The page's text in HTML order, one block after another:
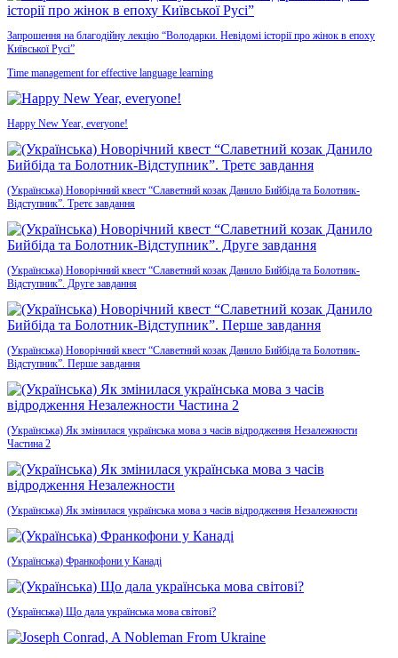
Запрошення на благодійну лекцію “Володарки. Невідомі історії про жінок в епоху
Київської Русі”
Time management for effective language learning
Happy New Year, everyone!
(Українська) Новорічний квест “Славетний козак Данило Бийбіда та Болотник-
Відступник”. Третє завдання
(Українська) Новорічний квест “Славетний козак Данило Бийбіда та Болотник-
Відступник”. Друге завдання
(Українська) Новорічний квест “Славетний козак Данило Бийбіда та Болотник-
Відступник”. Перше завдання
(Українська) Як змінилася українська мова з часів відродження Незалежности
Частина 2
(Українська) Як змінилася українська мова з часів відродження Незалежности
(Українська) Франкофони у Канаді
(Українська) Що дала українська мова світові?